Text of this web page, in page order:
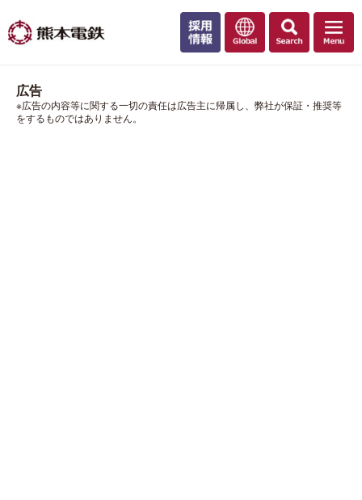
広告
※広告の内容等に関する一切の責任は広告主に帰属し、弊社が保証・推奨等
をするものではありません。